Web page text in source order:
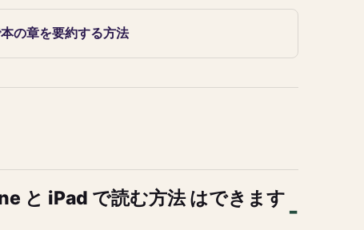
の章を要約する方法
と iPad で読む方法 はできます